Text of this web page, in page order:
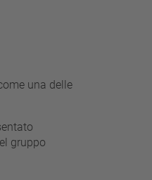
una delle
gruppo